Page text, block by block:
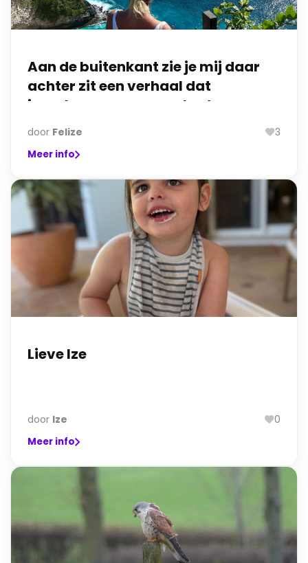
Aan de buitenkant zie je mij daar
achter zit een verhaal dat
jarenlang geen naam had.
door Felize 3
Meer info
Lieve Ize
door Ize 0
Meer info